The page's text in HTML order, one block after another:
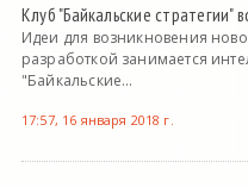
Клуб "Байкальские стратегии"
Идеи для возникновения
разработкой занимается
"Байкальские...
17:57, 16 января 2018 г.